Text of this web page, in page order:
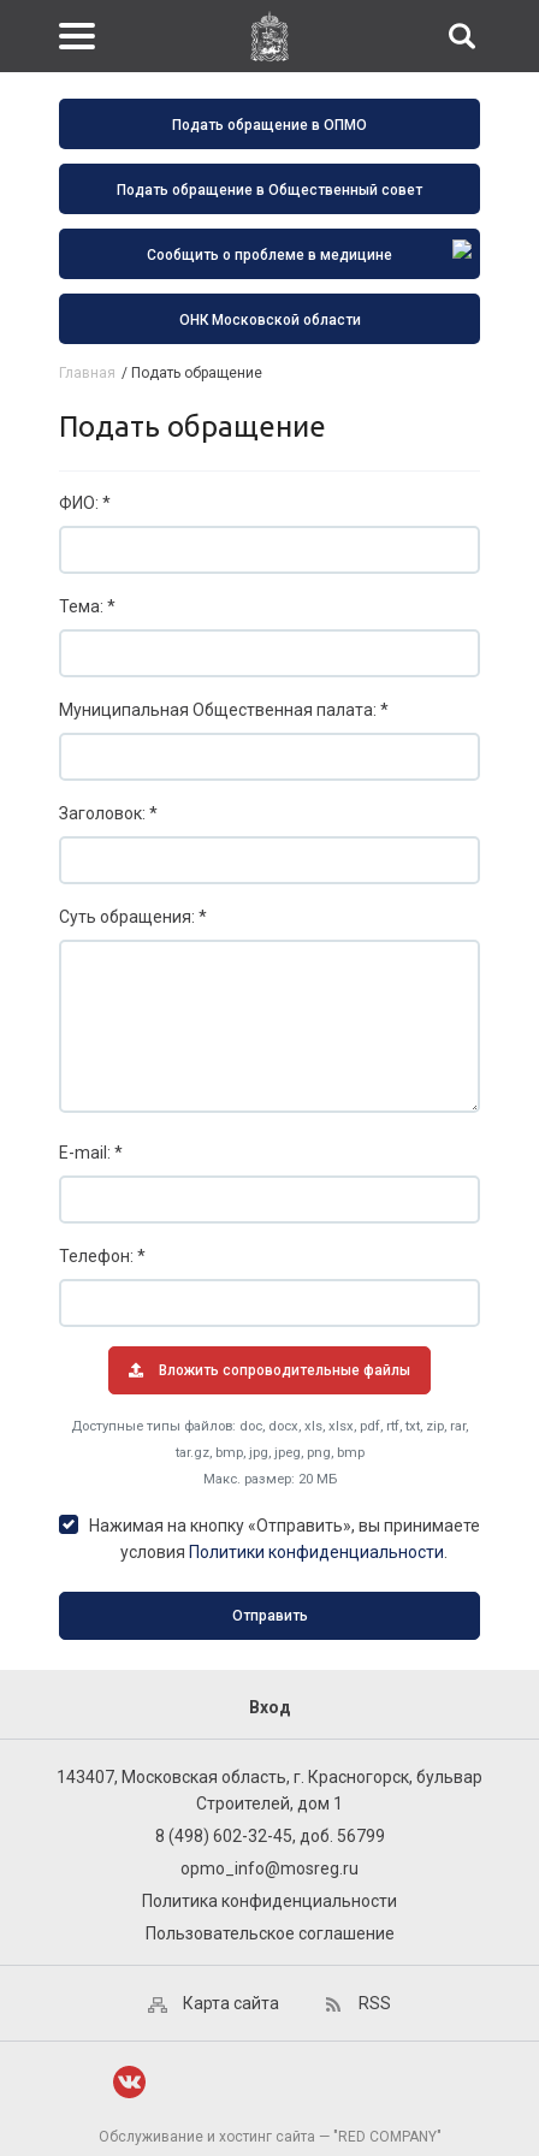
Подать обращение в ОПМО
Подать обращение в Общественный совет
Сообщить о проблеме в медицине
ОНК Московской области
Главная / Подать обращение
Подать обращение
ФИО: *
Тема: *
Муниципальная Общественная палата: *
Заголовок: *
Суть обращения: *
E-mail: *
Телефон: *
Вложить сопроводительные файлы
Доступные типы файлов: doc, docx, xls, xlsx, pdf, rtf, txt, zip, rar,
tar.gz, bmp, jpg, jpeg, png, bmp
Макс. размер: 20 МБ
Нажимая на кнопку «Отправить», вы принимаете
условия Политики конфиденциальности
Вход
143407, Московская область, г. Красногорск, бульвар
Строителей, дом 1
8 (498) 602-32-45, доб. 56799
opmo_info@mosreg.ru
Политика конфиденциальности
Пользовательское соглашение
Карта сайта RSS
Обслуживание и хостинг сайта — "RED COMPANY"